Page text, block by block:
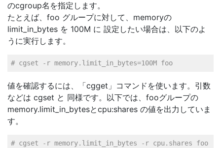
のcgroup名を指定します。
たとえば、foo グループに対して、memoryの
limit_in_bytes を 100M に 設定したい場合は、以下のよ
うに実行します。
# cgset -r memory.limit_in_bytes=100M foo
値を確認するには、「cgget」コマンドを使います。引数
などは cgset と 同様です。以下では、fooグループの
memory.limit_in_bytesとcpu:shares の値を出力していま
す。
# cgset -r memory.limit_in_bytes -r cpu.shares foo